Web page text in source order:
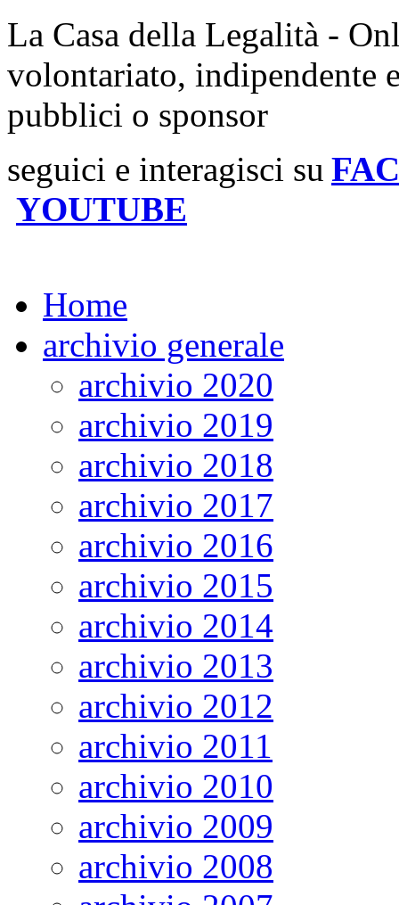
La Casa della Legalità -
volontariato, indipendente
pubblici o sponsor
seguici e interagisci su
YOUTUBE
Home
archivio generale
archivio 2020
archivio 2019
archivio 2018
archivio 2017
archivio 2016
archivio 2015
archivio 2014
archivio 2013
archivio 2012
archivio 2011
archivio 2010
archivio 2009
archivio 2008